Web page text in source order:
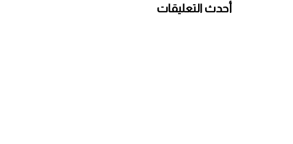
أحدث التعليقات